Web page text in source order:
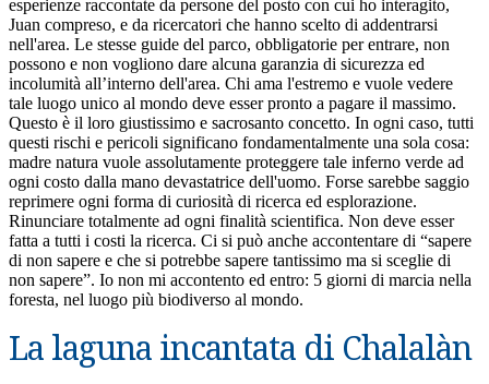
esperienze raccontate da persone del posto con cui ho interagito,
Juan compreso, e da ricercatori che hanno scelto di addentrarsi
nell'area. Le stesse guide del parco, obbligatorie per entrare, non
possono e non vogliono dare alcuna garanzia di sicurezza ed
incolumità all’interno dell'area. Chi ama l'estremo e vuole vedere
tale luogo unico al mondo deve esser pronto a pagare il massimo.
Questo è il loro giustissimo e sacrosanto concetto. In ogni caso, tutti
questi rischi e pericoli significano fondamentalmente una sola cosa:
madre natura vuole assolutamente proteggere tale inferno verde ad
ogni costo dalla mano devastatrice dell'uomo. Forse sarebbe saggio
reprimere ogni forma di curiosità di ricerca ed esplorazione.
Rinunciare totalmente ad ogni finalità scientifica. Non deve esser
fatta a tutti i costi la ricerca. Ci si può anche accontentare di “sapere
di non sapere e che si potrebbe sapere tantissimo ma si sceglie di
non sapere”. Io non mi accontento ed entro: 5 giorni di marcia nella
foresta, nel luogo più biodiverso al mondo.
La laguna incantata di Chalalàn